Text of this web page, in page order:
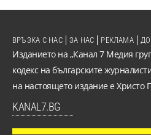
Изданието на „Канал 7 Медия
кодекс на българските
на настоящето издание е Христо
KANAL7.BG
ВРЪЗКА С НАС ЗА НАС РЕКЛАМА